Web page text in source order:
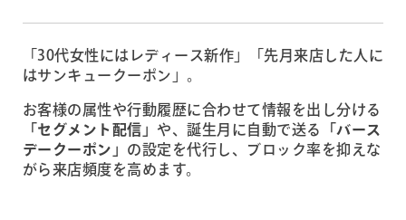
「30代女性にはレディース新作」「先月来店した人に
はサンキュークーポン」。
お客様の属性や行動履歴に合わせて情報を出し分ける
「セグメント配信」 や、誕生月に自動で送る
「バース
デークーポン」 の設定を代行し、ブロック率を抑えな
がら来店頻度を高めます。